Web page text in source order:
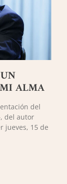
ALMA
del
del autor
jueves, 15 de